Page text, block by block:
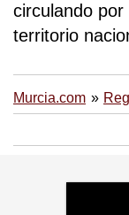
circulando por
territorio
Murcia.com